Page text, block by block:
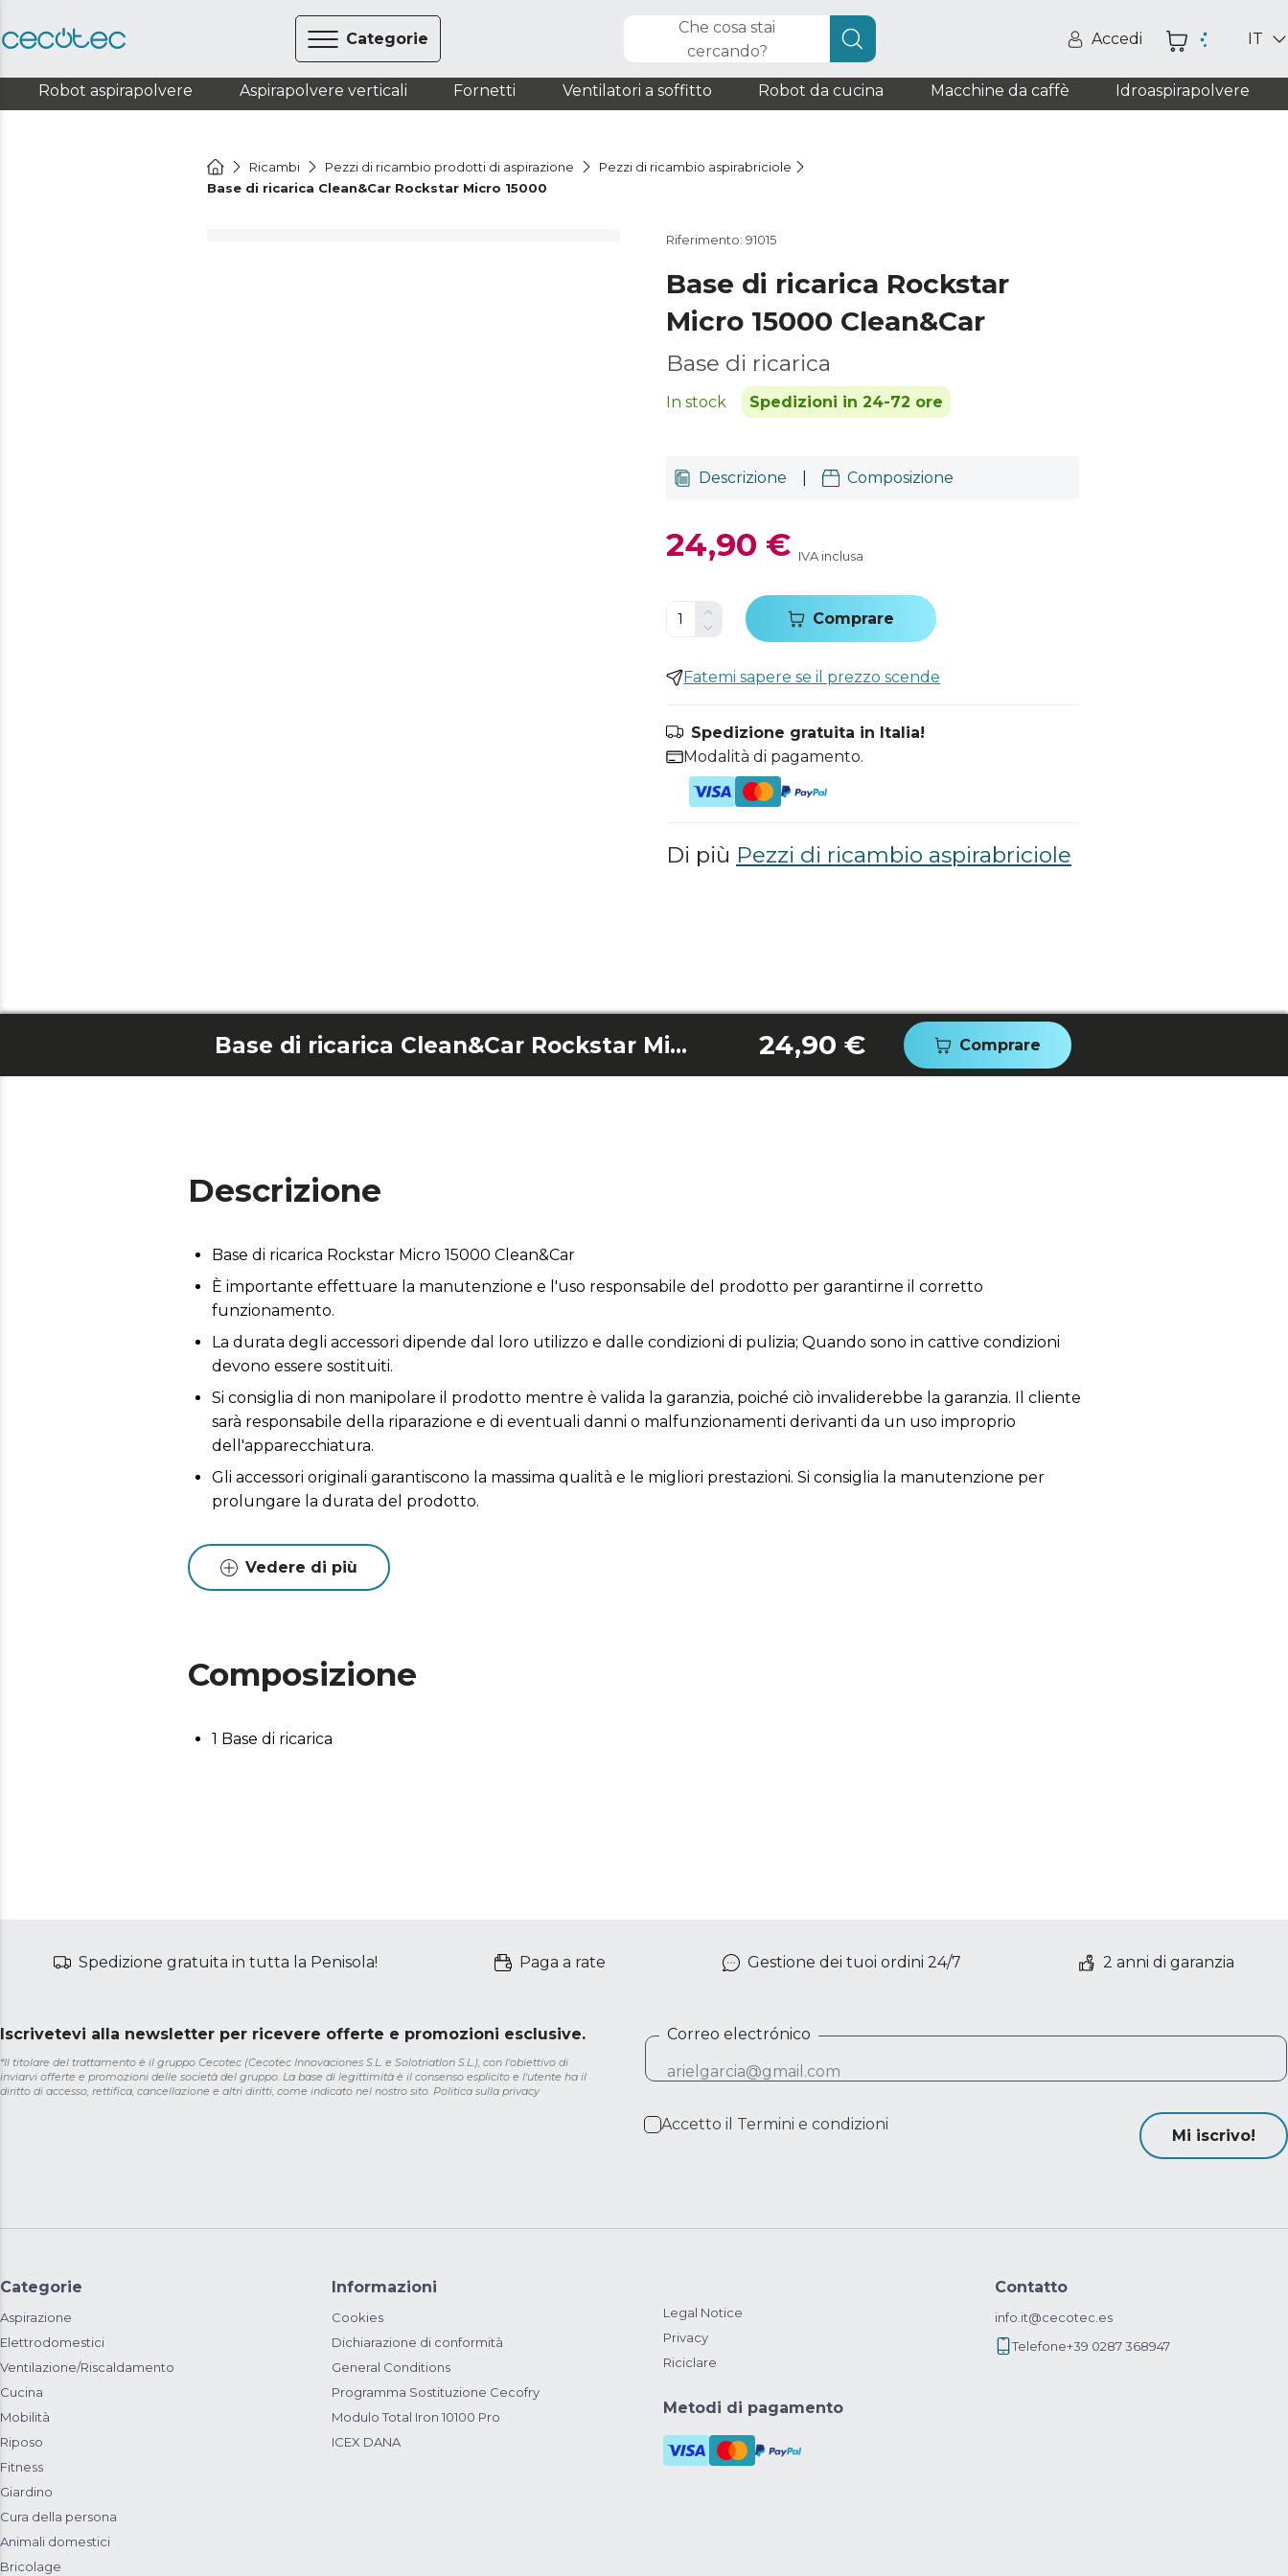
Categorie
Che cosa stai
cercando?
Accedi IT
Robot aspirapolvere Aspirapolvere verticali Fornetti Ventilatori a soffitto Robot da cucina Macchine da caffè Idroaspirapolvere
Ricambi Pezzi di ricambio prodotti di aspirazione
Pezzi di ricambio aspirabriciole
Base di ricarica Clean&Car Rockstar Micro 15000
Riferimento: 91015
Base di ricarica Rockstar
Micro 15000 Clean&Car
Base di ricarica
In stock Spedizioni in 24-72 ore
Descrizione Composizione
24,90 € IVA inclusa
Comprare
Fatemi sapere se il prezzo scende
Spedizione gratuita in Italia!
Modalità di pagamento.
Di più Pezzi di ricambio aspirabriciole
Base di ricarica Clean&Car Rockstar Micro 15000 24,90 € Comprare
Descrizione
Base di ricarica Rockstar Micro 15000 Clean&Car
È importante effettuare la manutenzione e l'uso responsabile del prodotto per garantirne il corretto
funzionamento.
La durata degli accessori dipende dal loro utilizzo e dalle condizioni di pulizia; Quando sono in cattive condizioni
devono essere sostituiti.
Si consiglia di non manipolare il prodotto mentre è valida la garanzia, poiché ciò invaliderebbe la garanzia. Il cliente
sarà responsabile della riparazione e di eventuali danni o malfunzionamenti derivanti da un uso improprio
dell'apparecchiatura.
Gli accessori originali garantiscono la massima qualità e le migliori prestazioni. Si consiglia la manutenzione per
prolungare la durata del prodotto.
Vedere di più
Composizione
1 Base di ricarica
Spedizione gratuita in tutta la Penisola! Paga a rate Gestione dei tuoi ordini 24/7 2 anni di garanzia
Iscrivetevi alla newsletter per ricevere offerte e promozioni esclusive.
*Il titolare del trattamento è il gruppo Cecotec (Cecotec Innovaciones S.L. e Solotriatlon S.L.), con l'obiettivo di
inviarvi offerte e promozioni delle società del gruppo. La base di legittimità è il consenso esplicito e l'utente ha il
diritto di accesso, rettifica, cancellazione e altri diritti, come indicato nel nostro sito. Politica sulla privacy
Correo electrónico
Accetto il Termini e condizioni
Mi iscrivo!
Categorie
Aspirazione
Elettrodomestici
Ventilazione/Riscaldamento
Cucina
Mobilità
Riposo
Fitness
Giardino
Cura della persona
Animali domestici
Bricolage
Informazioni
Cookies
Dichiarazione di conformità
General Conditions
Programma Sostituzione Cecofry
Modulo Total Iron 10100 Pro
ICEX DANA
Legal Notice
Privacy
Riciclare
Metodi di pagamento
Contatto
info.it@cecotec.es
Telefone+39 0287 368947